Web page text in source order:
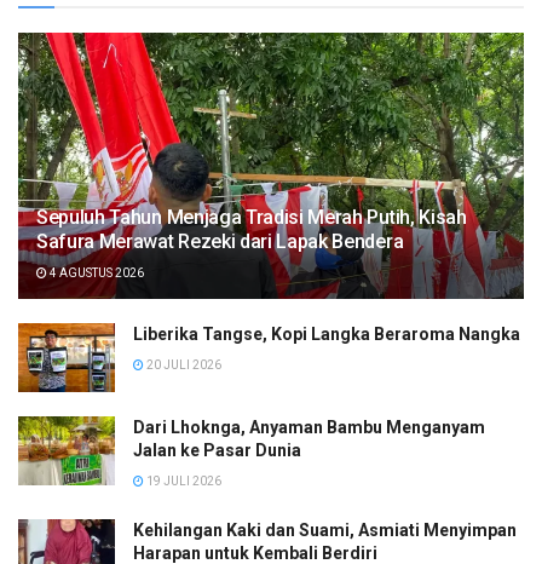
Sepuluh Tahun Menjaga Tradisi Merah Putih, Kisah
Safura Merawat Rezeki dari Lapak Bendera
4 AGUSTUS 2026
Liberika Tangse, Kopi Langka Beraroma Nangka
20 JULI 2026
Dari Lhoknga, Anyaman Bambu Menganyam
Jalan ke Pasar Dunia
19 JULI 2026
Kehilangan Kaki dan Suami, Asmiati Menyimpan
Harapan untuk Kembali Berdiri